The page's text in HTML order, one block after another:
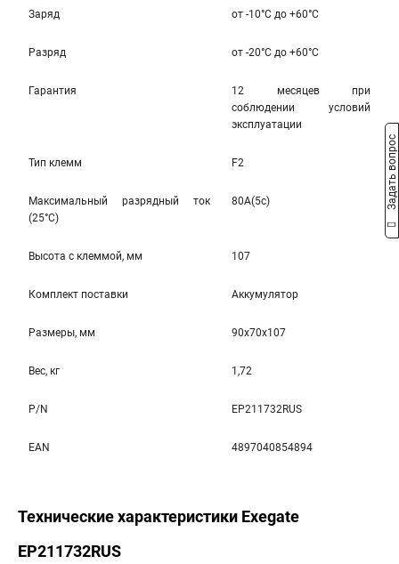
Заряд от -10°С до +60°С
Разряд от -20°C до +60°C
Гарантия
12 месяцев при
соблюдении условий
эксплуатации
Тип клемм F2
Максимальный разрядный ток
(25°С)
80A(5c)
Высота c клеммой, мм 107
Комплект поставки Аккумулятор
Размеры, мм 90x70x107
Вес, кг 1,72
P/N EP211732RUS
EAN 4897040854894
Технические характеристики Exegate
EP211732RUS
Задать вопрос